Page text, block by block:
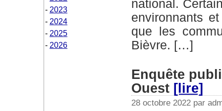
2023
2024
2025
2026
national.
environnants
que les
Bièvre. […]
Enquête
Ouest [lire]
28 octobre 2022 par